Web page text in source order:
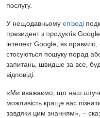
послугу.
У нещодавньому епізоді
президент з продуктів
інтелект Google, як
стосуються пошуку порад
запитань, швидше за все,
відповіді.
«Ми вважаємо, що наш
можливість краще вас
завдяки цим знанням», –